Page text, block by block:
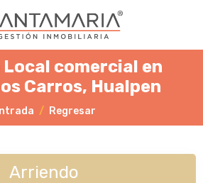
comercial en
Carros, Hualpen
Regresar
Arriendo